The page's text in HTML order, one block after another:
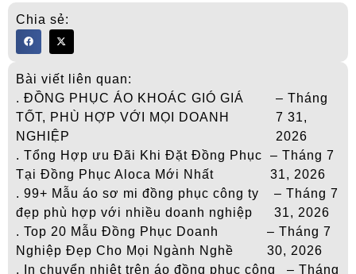
Chia sẻ:
Bài viết liên quan:
. ĐỒNG PHỤC ÁO KHOÁC GIÓ GIÁ
TỐT, PHÙ HỢP VỚI MỌI DOANH
NGHIỆP
– Tháng
7 31,
2026
. Tổng Hợp ưu Đãi Khi Đặt Đồng Phục
Tại Đồng Phục Aloca Mới Nhất
– Tháng 7
31, 2026
. 99+ Mẫu áo sơ mi đồng phục công ty
đẹp phù hợp với nhiều doanh nghiệp
– Tháng 7
31, 2026
. Top 20 Mẫu Đồng Phục Doanh
Nghiệp Đẹp Cho Mọi Ngành Nghề
– Tháng 7
30, 2026
. In chuyển nhiệt trên áo đồng phục công
– Tháng